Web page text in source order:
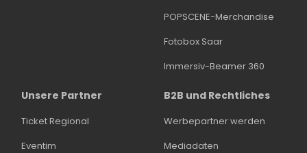
POPSCENE-Merchandise
Fotobox Saar
Immersiv-Beamer 360
Unsere Partner
Ticket Regional
Eventim
B2B und Rechtliches
Werbepartner werden
Mediadaten